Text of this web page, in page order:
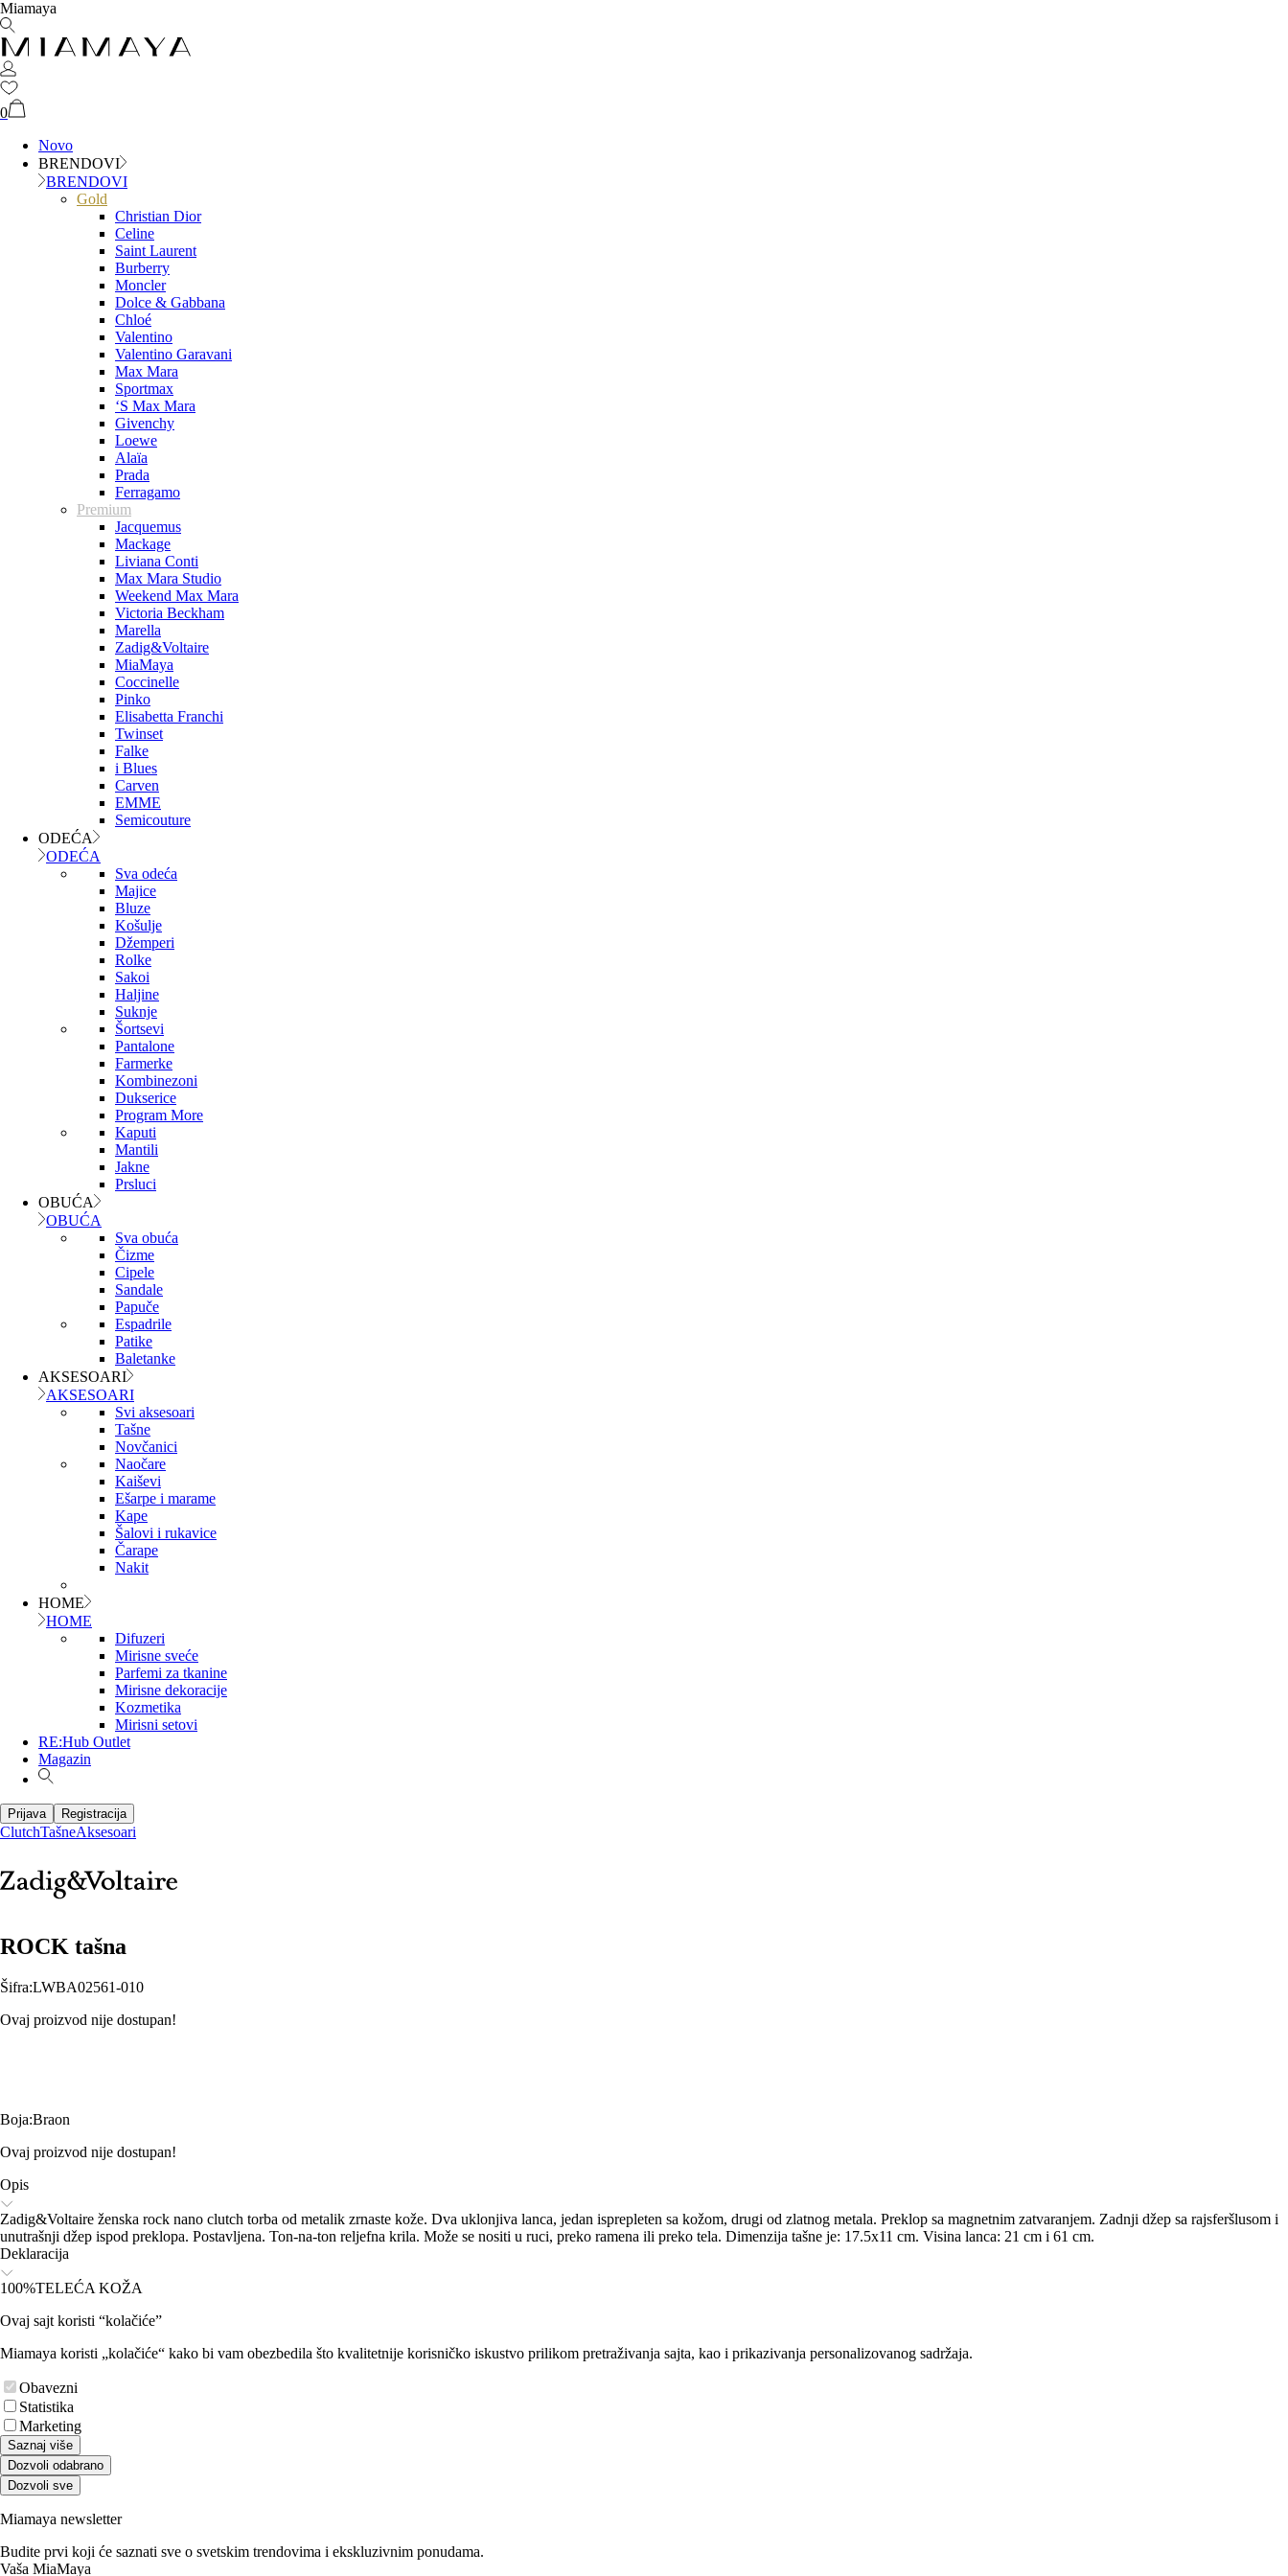
Miamaya
0
Novo
BRENDOVI
BRENDOVI
Gold
Christian Dior
Celine
Saint Laurent
Burberry
Moncler
Dolce & Gabbana
Chloé
Valentino
Valentino Garavani
Max Mara
Sportmax
‘S Max Mara
Givenchy
Loewe
Alaïa
Prada
Ferragamo
Premium
Jacquemus
Mackage
Liviana Conti
Max Mara Studio
Weekend Max Mara
Victoria Beckham
Marella
Zadig&Voltaire
MiaMaya
Coccinelle
Pinko
Elisabetta Franchi
Twinset
Falke
i Blues
Carven
EMME
Semicouture
ODEĆA
ODEĆA
Sva odeća
Majice
Bluze
Košulje
Džemperi
Rolke
Sakoi
Haljine
Suknje
Šortsevi
Pantalone
Farmerke
Kombinezoni
Dukserice
Program More
Kaputi
Mantili
Jakne
Prsluci
OBUĆA
OBUĆA
Sva obuća
Čizme
Cipele
Sandale
Papuče
Espadrile
Patike
Baletanke
AKSESOARI
AKSESOARI
Svi aksesoari
Tašne
Novčanici
Naočare
Kaiševi
Ešarpe i marame
Kape
Šalovi i rukavice
Čarape
Nakit
HOME
HOME
Difuzeri
Mirisne sveće
Parfemi za tkanine
Mirisne dekoracije
Kozmetika
Mirisni setovi
RE:Hub Outlet
Magazin
Prijava Registracija
ClutchTašneAksesoari
ROCK tašna
Šifra:LWBA02561-010
Ovaj proizvod nije dostupan!
Boja:Braon
Ovaj proizvod nije dostupan!
Opis
Zadig&Voltaire ženska rock nano clutch torba od metalik zrnaste kože. Dva uklonjiva lanca, jedan isprepleten sa kožom, drugi od zlatnog metala. Preklop sa magnetnim zatvaranjem. Zadnji džep sa rajsferšlusom i
unutrašnji džep ispod preklopa. Postavljena. Ton-na-ton reljefna krila. Može se nositi u ruci, preko ramena ili preko tela. Dimenzija tašne je: 17.5x11 cm. Visina lanca: 21 cm i 61 cm.
Deklaracija
100%TELEĆA KOŽA
Ovaj sajt koristi “kolačiće”
Miamaya koristi „kolačiće“ kako bi vam obezbedila što kvalitetnije korisničko iskustvo prilikom pretraživanja sajta, kao i prikazivanja personalizovanog sadržaja.
Obavezni
Statistika
Marketing
Saznaj više
Dozvoli odabrano
Dozvoli sve
Miamaya newsletter
Budite prvi koji će saznati sve o svetskim trendovima i ekskluzivnim ponudama.
Vaša MiaMaya